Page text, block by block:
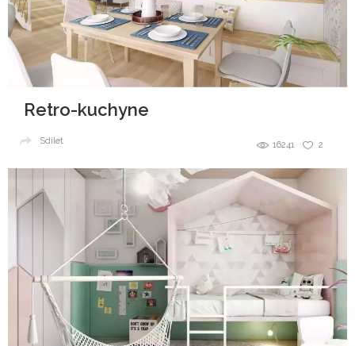
Retro-kuchyne
2
16241
Sdílet